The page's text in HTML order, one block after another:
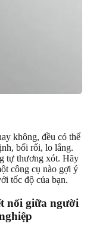
không, đều có thể
bối rối, lo lắng.
tự thương xót. Hãy
công cụ nào gợi ý
tốc độ của bạn.
nối giữa người